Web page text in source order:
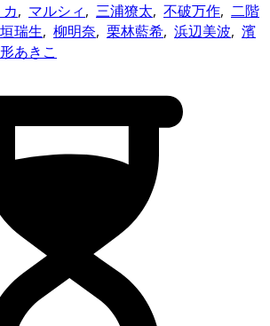
, マルシィ, 三浦獠太, 不破万作, 二階
瑞生, 柳明奈, 栗林藍希, 浜辺美波, 濱
あきこ